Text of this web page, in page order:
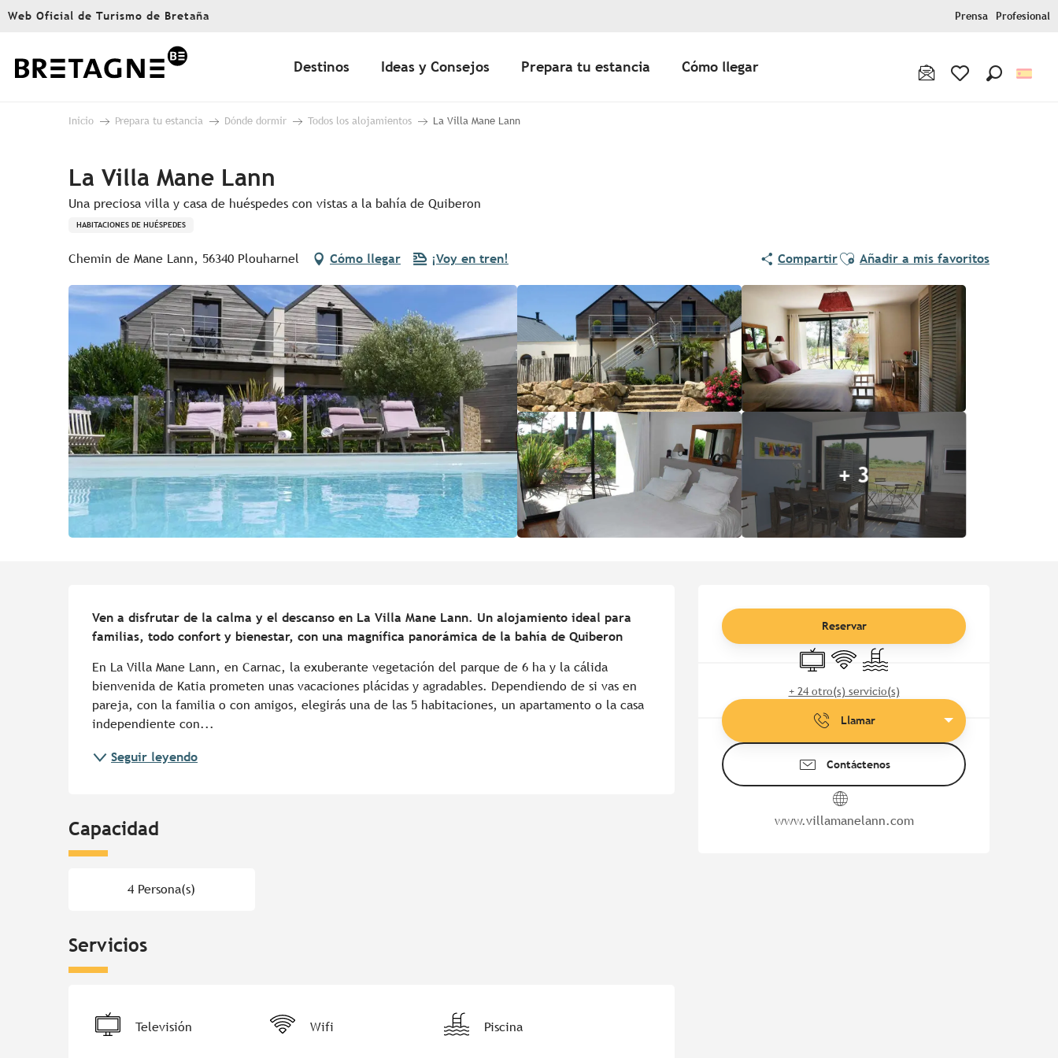
Aller
principal
Web Oficial de Turismo de Bretaña Prensa Profesional
Destinos Ideas y Consejos Prepara tu estancia Cómo llegar
Inicio Prepara tu estancia Dónde dormir Todos los alojamientos La Villa Mane Lann
La Villa Mane Lann
Una preciosa villa y casa de huéspedes con vistas a la bahía de Quiberon
HABITACIONES DE HUÉSPEDES
Chemin de Mane Lann, 56340 Plouharnel Cómo llegar ¡Voy en tren! CompartirAjouter aux favoris
Añadir a mis favoritos
+ 3
Horarios y datos de
Reservar
Televisión
Wifi Piscina
+ 24 otro(s) servicio(s)
Llamar
Contáctenos
www.villamanelann.com
Ven a disfrutar de la calma y el descanso en La Villa Mane Lann. Un alojamiento ideal para
familias, todo confort y bienestar, con una magnífica panorámica de la bahía de Quiberon
En La Villa Mane Lann, en Carnac, la exuberante vegetación del parque de 6 ha y la cálida
bienvenida de Katia prometen unas vacaciones plácidas y agradables. Dependiendo de si vas en
pareja, con la familia o con amigos, elegirás una de las 5 habitaciones, un apartamento o la casa
independiente con...
Seguir leyendo
Capacidad
4 Persona(s)
Servicios
Televisión Wifi Piscina